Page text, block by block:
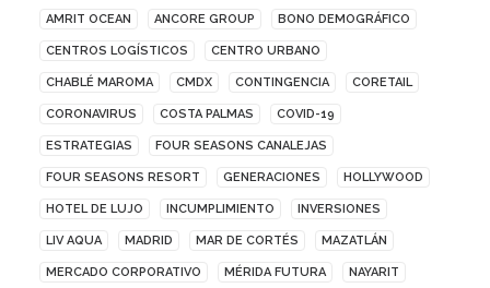
AMRIT OCEAN ANCORE GROUP BONO DEMOGRÁFICO
CENTROS LOGÍSTICOS CENTRO URBANO
CHABLÉ MAROMA CMDX CONTINGENCIA CORETAIL
CORONAVIRUS COSTA PALMAS COVID-19
ESTRATEGIAS FOUR SEASONS CANALEJAS
FOUR SEASONS RESORT GENERACIONES HOLLYWOOD
HOTEL DE LUJO INCUMPLIMIENTO INVERSIONES
LIV AQUA MADRID MAR DE CORTÉS MAZATLÁN
MERCADO CORPORATIVO MÉRIDA FUTURA NAYARIT